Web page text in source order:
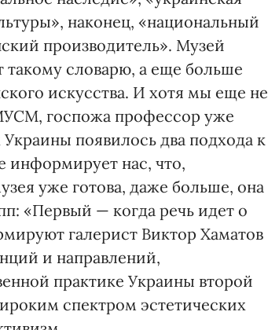
наконец, «национальный
производитель». Музей
такому словарю, а еще больше
искусства. И хотя мы еще не
госпожа профессор уже
появилось два подхода к
информирует нас, что,
уже готова, даже больше, она
«Первый — когда речь идет о
галерист Виктор Хаматов
и направлений,
практике Украины второй
спектром эстетических